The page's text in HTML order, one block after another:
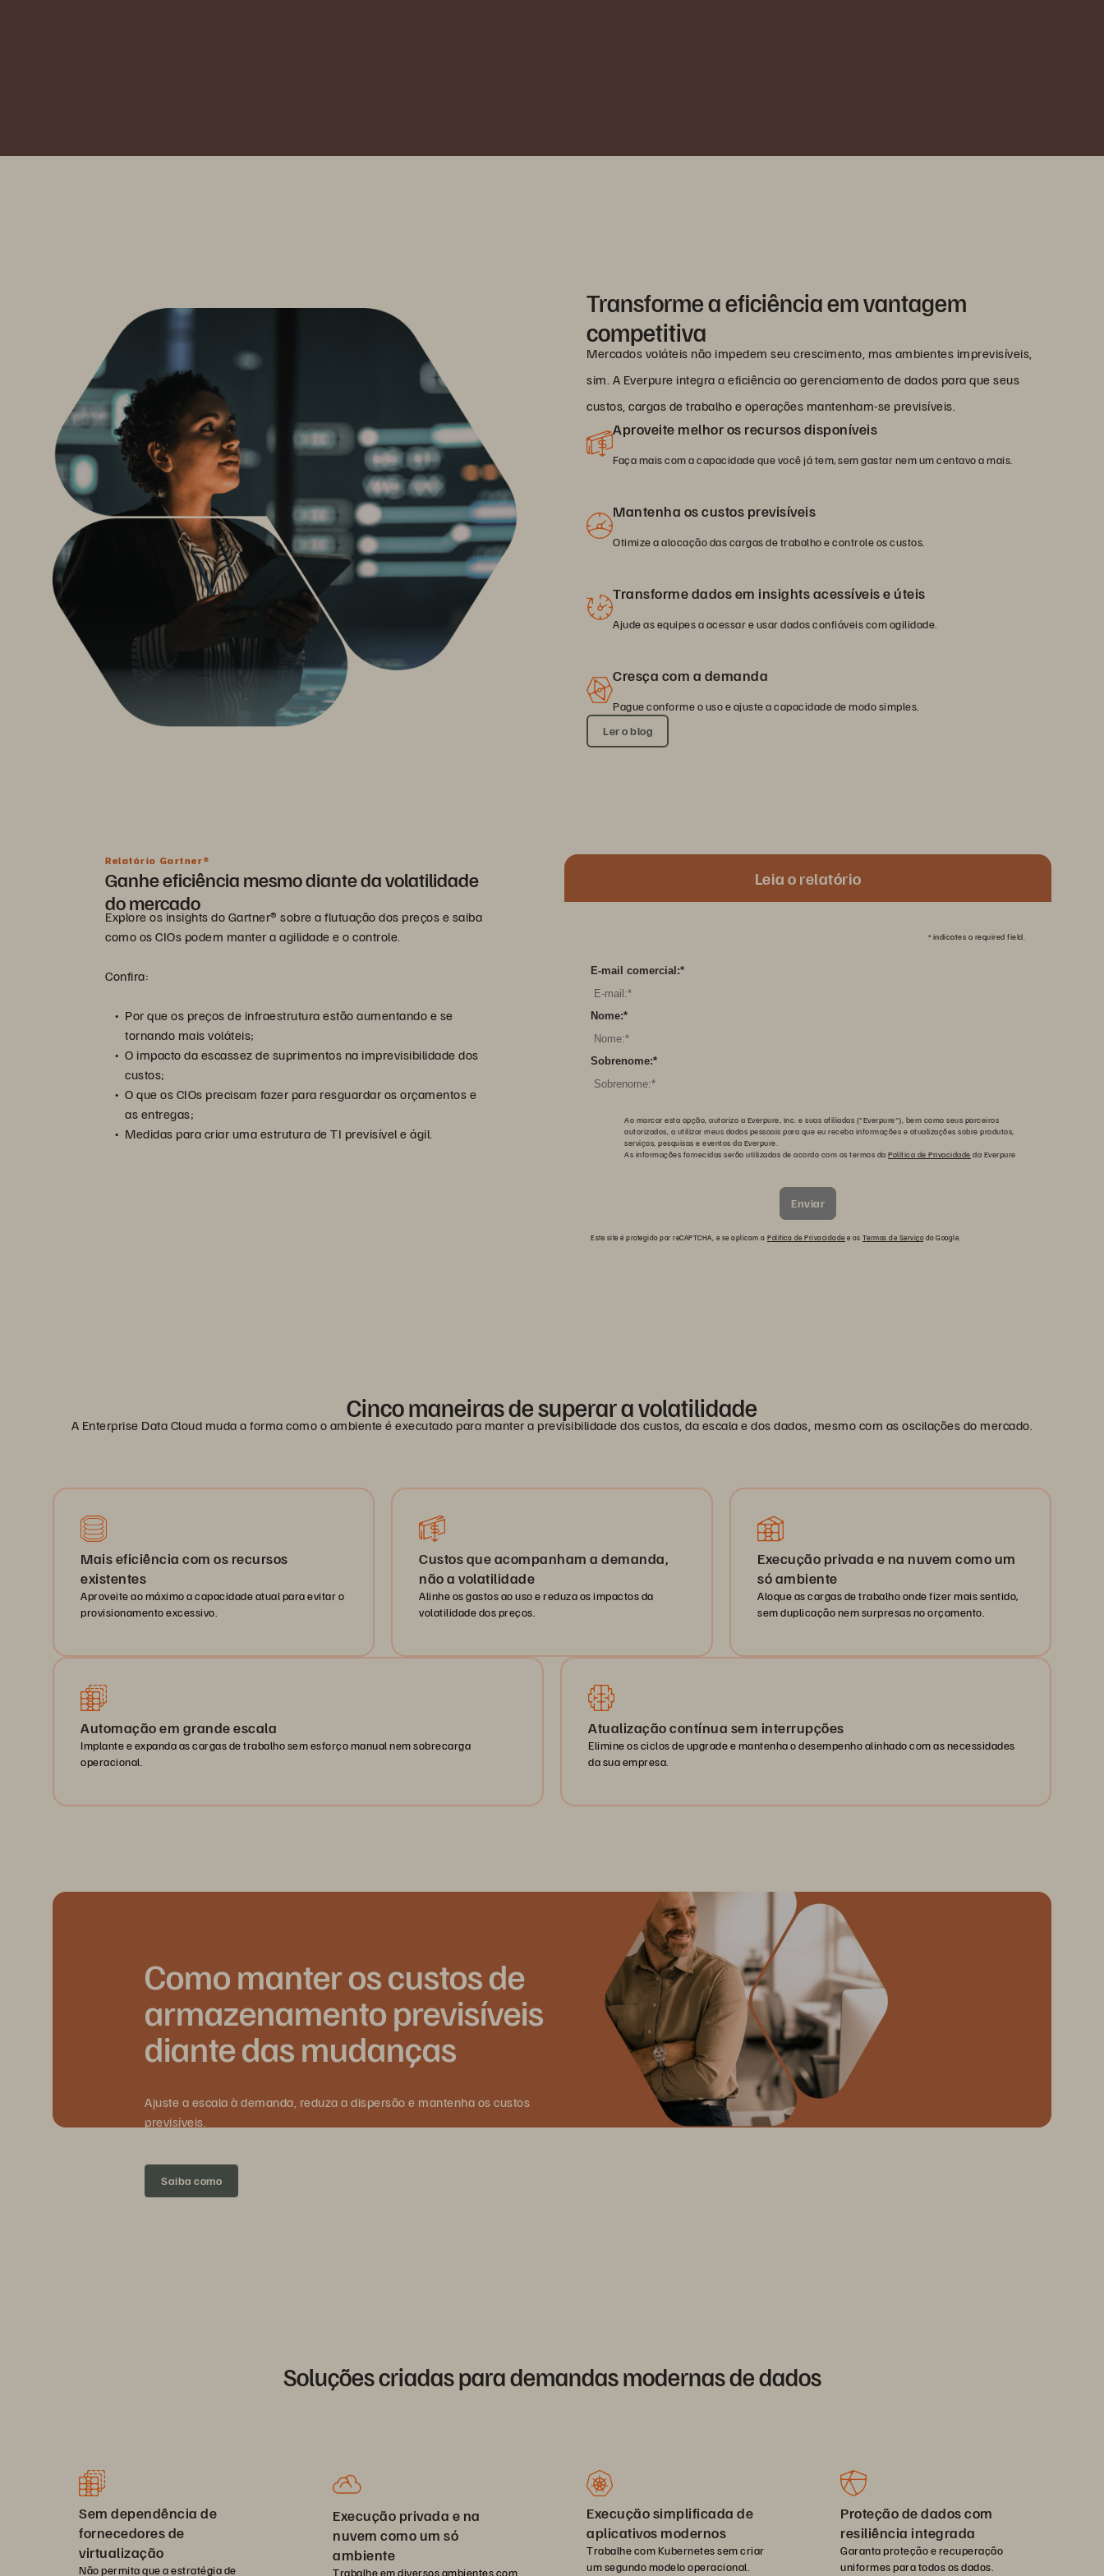
Transforme a eficiência em vantagem
competitiva
Mercados voláteis não impedem seu crescimento, mas ambientes imprevisíveis,
sim. A Everpure integra a eficiência ao gerenciamento de dados para que seus
custos, cargas de trabalho e operações mantenham-se previsíveis.
Aproveite melhor os recursos disponíveis
Faça mais com a capacidade que você já tem, sem gastar nem um centavo a mais.
Mantenha os custos previsíveis
Otimize a alocação das cargas de trabalho e controle os custos.
Transforme dados em insights acessíveis e úteis
Ajude as equipes a acessar e usar dados confiáveis com agilidade.
Cresça com a demanda
Pague conforme o uso e ajuste a capacidade de modo simples.
Ler o blog
Relatório Gartner®
Ganhe eficiência mesmo diante da volatilidade
do mercado
Explore os insights do Gartner® sobre a flutuação dos preços e saiba
como os CIOs podem manter a agilidade e o controle.
Confira:
Por que os preços de infraestrutura estão aumentando e se
tornando mais voláteis;
O impacto da escassez de suprimentos na imprevisibilidade dos
custos;
O que os CIOs precisam fazer para resguardar os orçamentos e
as entregas;
Medidas para criar uma estrutura de TI previsível e ágil.
Leia o relatório
* indicates a required field.
*
E-mail comercial:
*
Nome:
*
Sobrenome:
Ao marcar esta opção, autorizo a Everpure, Inc. e suas afiliadas ("Everpure"), bem como seus parceiros
autorizados, a utilizar meus dados pessoais para que eu receba informações e atualizações sobre produtos,
serviços, pesquisas e eventos da Everpure.
As informações fornecidas serão utilizadas de acordo com os termos da Política de Privacidade da Everpure
Enviar
Este site é protegido por reCAPTCHA, e se aplicam a Política de Privacidade e os Termos de Serviçodo Google.
Cinco maneiras de superar a volatilidade
A Enterprise Data Cloud muda a forma como o ambiente é executado para manter a previsibilidade dos custos, da escala e dos dados, mesmo com as oscilações do mercado.
Mais eficiência com os recursos
existentes
Aproveite ao máximo a capacidade atual para evitar o
provisionamento excessivo.
Custos que acompanham a demanda,
não a volatilidade
Alinhe os gastos ao uso e reduza os impactos da
volatilidade dos preços.
Execução privada e na nuvem como um
só ambiente
Aloque as cargas de trabalho onde fizer mais sentido,
sem duplicação nem surpresas no orçamento.
Automação em grande escala
Implante e expanda as cargas de trabalho sem esforço manual nem sobrecarga
operacional.
Atualização contínua sem interrupções
Elimine os ciclos de upgrade e mantenha o desempenho alinhado com as necessidades
da sua empresa.
Como manter os custos de
armazenamento previsíveis
diante das mudanças
Ajuste a escala à demanda, reduza a dispersão e mantenha os custos
previsíveis.
Saiba como
Soluções criadas para demandas modernas de dados
Sem dependência de
fornecedores de
virtualização
Não permita que a estratégia de
Execução privada e na
nuvem como um só
ambiente
Trabalhe em diversos ambientes com
Execução simplificada de
aplicativos modernos
Trabalhe com Kubernetes sem criar
um segundo modelo operacional.
Proteção de dados com
resiliência integrada
Garanta proteção e recuperação
uniformes para todos os dados.